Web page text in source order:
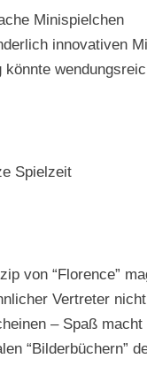
Minispielchen
innovativen
könnte
Spielzeit
von “Florence”
Vertreter
– Spaß
“Bilderbüchern”